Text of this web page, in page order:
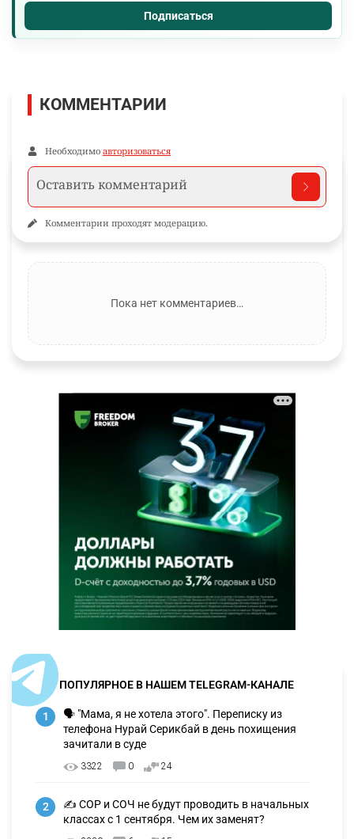
Подписаться
КОММЕНТАРИИ
Необходимо авторизоваться
Комментарии проходят модерацию.
Пока нет комментариев…
ПОПУЛЯРНОЕ В НАШЕМ TELEGRAM-КАНАЛЕ
1
🗣 "Мама, я не хотела этого". Переписку из
телефона Нурай Серикбай в день похищения
зачитали в суде
3322 0 24
2
✍️ СОР и СОЧ не будут проводить в начальных
классах с 1 сентября. Чем их заменят?